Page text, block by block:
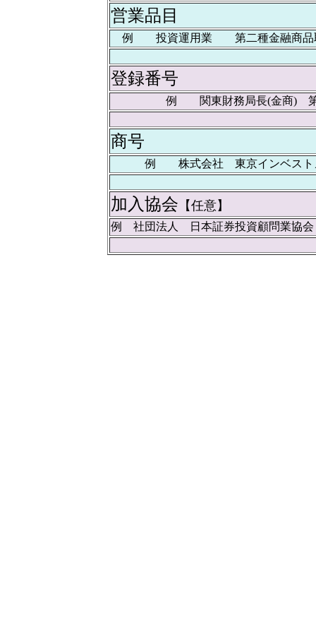
営業品目
例 投資運用業 第二種金融商品
登録番号
例 関東財務局長(金商) 第
商号
例 株式会社 東京インベスト
加入協会 【任意】
例 社団法人 日本証券投資顧問業協